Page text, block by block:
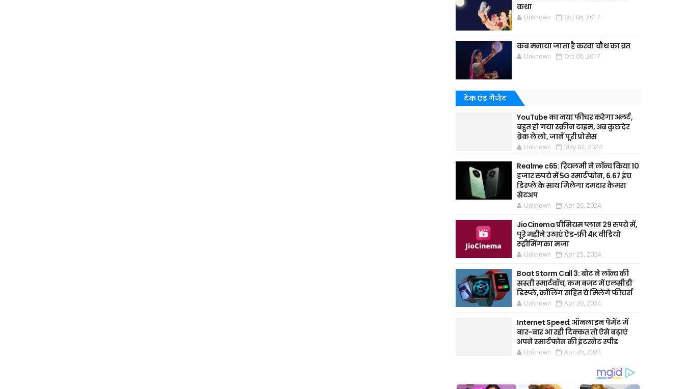
कथा
Unknown Oct 06, 2017
कब मनाया जाता है करवा चौथ का व्रत
Unknown Oct 06, 2017
टेक एंड गैजेट
YouTube का नया फीचर करेगा अलर्ट,
बहुत हो गया स्क्रीन टाइम, अब कुछ देर
ब्रेक ले लो, जानें पूरी प्रोसेस
Unknown May 02, 2024
Realme c65: रियलमी ने लॉन्च किया 10
हजार रुपये में 5G स्मार्टफोन, 6.67 इंच
डिस्प्ले के साथ मिलेगा दमदार कैमरा
सेटअप
Unknown Apr 26, 2024
JioCinema प्रीमियम प्लान 29 रुपये में,
पूरे महीने उठाएं ऐड-फ्री 4K वीडियो
स्ट्रीमिंग का मजा
Unknown Apr 25, 2024
Boat Storm Call 3: बोट ने लॉन्च की
सस्ती स्मार्टवॉच, कम बजट में एलसीडी
डिस्प्ले, कॉलिंग सहित ये मिलेंगे फीचर्स
Unknown Apr 20, 2024
Internet Speed: ऑनलाइन पेमेंट में
बार-बार आ रही दिक्कत तो ऐसे बढ़ाएं
अपने स्मार्टफोन की इंटरनेट स्पीड
Unknown Apr 20, 2024